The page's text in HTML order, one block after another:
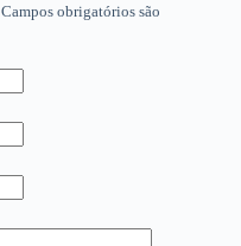
Campos obrigatórios são